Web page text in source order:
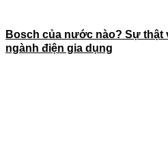
Bosch của nước nào? Sự thật
ngành điện gia dụng